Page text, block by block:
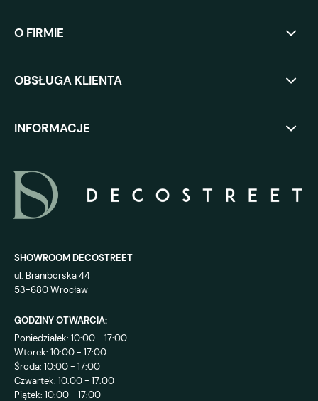
O FIRMIE
OBSŁUGA KLIENTA
INFORMACJE
SHOWROOM DECOSTREET
ul. Braniborska 44
53-680 Wrocław
GODZINY OTWARCIA:
Poniedziałek: 10:00 - 17:00
Wtorek: 10:00 - 17:00
Środa: 10:00 - 17:00
Czwartek: 10:00 - 17:00
Piątek: 10:00 - 17:00